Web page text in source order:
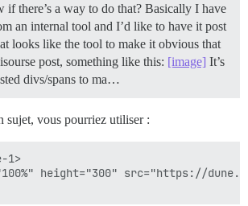
if there’s a way to do that? Basically I have
an internal tool and I’d like to have it post
looks like the tool to make it obvious that
post, something like this: [image] It’s
divs/spans to ma…
sujet, vous pourriez utiliser :
1>
height="300" src="https://